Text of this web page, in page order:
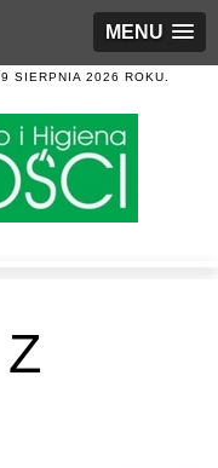
MENU
SIERPNIA 2026 ROKU.